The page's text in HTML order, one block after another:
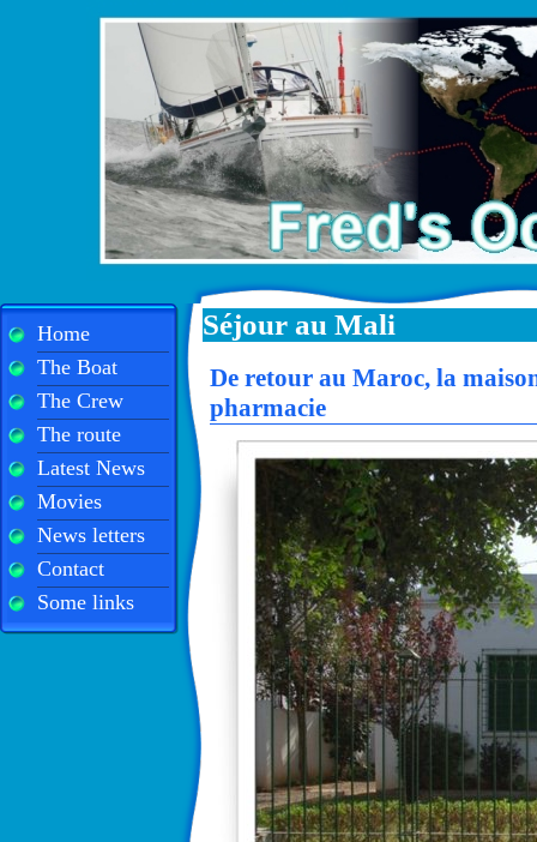
Home
The Boat
The Crew
The route
Latest News
Movies
News letters
Contact
Some links
Séjour au Mali
De retour au Maroc, la
pharmacie